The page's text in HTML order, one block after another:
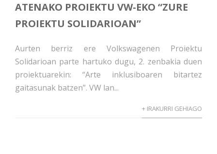
ATENAKO PROIEKTU VW-EKO “ZURE
PROIEKTU SOLIDARIOAN”
Aurten berriz ere Volkswagenen Proiektu
Solidarioan parte hartuko dugu, 2. zenbakia duen
proiektuarekin: “Arte inklusiboaren bitartez
gaitasunak batzen”. VW lan...
+ IRAKURRI GEHIAGO